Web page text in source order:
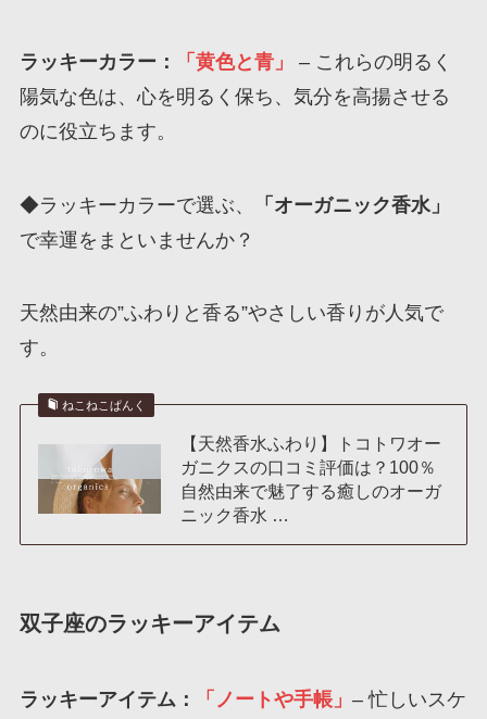
ラッキーカラー： 「黄色と青」
– これらの明るく
陽気な色は、心を明るく保ち、気分を高揚させる
のに役立ちます。
◆ラッキーカラーで選ぶ、
「オーガニック香水」
で幸運をまといませんか？
天然由来の”ふわりと香る”やさしい香りが人気で
す。
ねこねこぱんく
【天然香水ふわり】トコトワオー
ガニクスの口コミ評価は？100％
自然由来で魅了する癒しのオーガ
ニック香水 …
双子座のラッキーアイテム
ラッキーアイテム： 「ノートや手帳」 – 忙しいスケ